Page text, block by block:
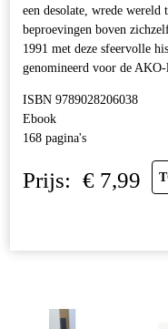
een desolate, wrede
beproevingen boven
1991 met deze sfeervolle
genomineerd voor de
ISBN 9789028206038
Ebook
168 pagina's
Prijs: €7,99